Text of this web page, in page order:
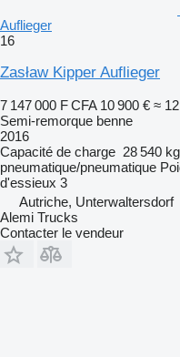
Auflieger
16
Zasław Kipper Auflieger
7 147 000 F CFA 10 900 € ≈
Semi-remorque benne
2016
Capacité de charge 28 540 kg
pneumatique/pneumatique
d'essieux 3
Autriche, Unterwaltersdorf
Alemi Trucks
Contacter le vendeur